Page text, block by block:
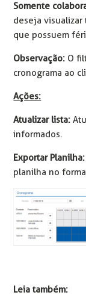
Somente
deseja
que possuem
Observação: O
cronograma ao
Ações:
Atualizar lista:
informados.
Exportar Planilha:
planilha no
Leia também: